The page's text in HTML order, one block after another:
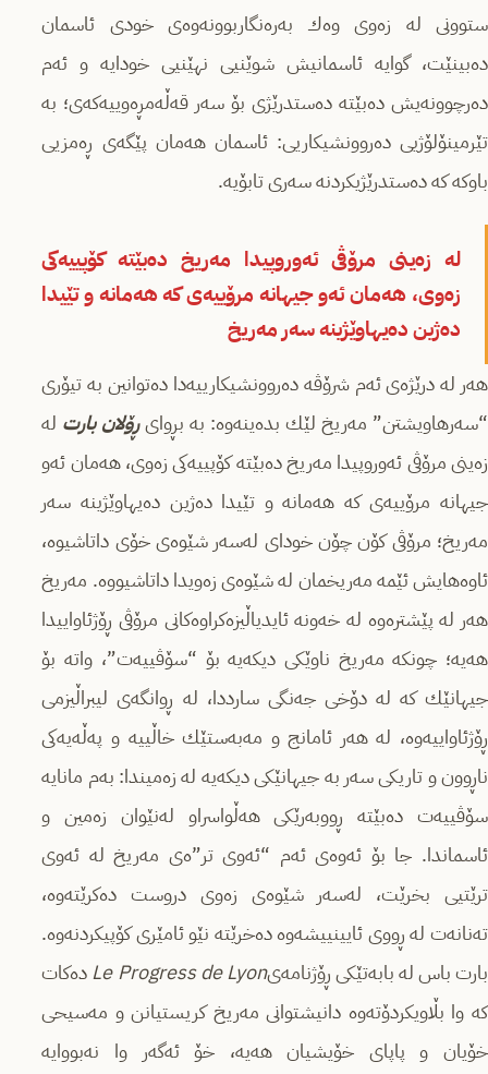
ستوونى لە زەوى وەك بەرەنگاربوونەوەى خودى ئاسمان
دەبینێت، گوایە ئاسمانیش شوێنیى نهێنیى خودایە و ئەم
دەرچوونەیش دەبێتە دەستدرێژى بۆ سەر قەڵەمڕەوییەكەى؛ بە
تێرمینۆلۆژیى دەروونشیكاریى: ئاسمان هەمان پێگەى ڕەمزیى
باوكە كە دەستدرێژیكردنە سەرى تابۆیە.
لە زەینى مرۆڤى ئەوروپیدا مەریخ دەبێتە كۆپییەكى
زەوى، هەمان ئەو جیهانە مرۆییەى كە هەمانە و تێیدا
دەژین دەیهاوێژینە سەر مەریخ
هەر لە درێژەى ئەم شرۆڤە دەروونشیكارییەدا دەتوانین بە تیۆرى
“سەرهاویشتن” مەریخ لێك بدەینەوە: بە بڕواىڕۆلان بارت لە
زەینى مرۆڤى ئەوروپیدا مەریخ دەبێتە كۆپییەكى زەوى، هەمان ئەو
جیهانە مرۆییەى كە هەمانە و تێیدا دەژین دەیهاوێژینە سەر
مەریخ؛ مرۆڤى كۆن چۆن خوداى لەسەر شێوەى خۆى داتاشیوە،
ئاوەهایش ئێمە مەریخمان لە شێوەى زەویدا داتاشیووە. مەریخ
هەر لە پێشترەوە لە خەونە ئایدیاڵیزەكراوەكانى مرۆڤى ڕۆژئاواییدا
هەیە؛ چونكە مەریخ ناوێكى دیكەیە بۆ “سۆڤییەت”، واتە بۆ
جیهانێك كە لە دۆخى جەنگى سارددا، لە ڕوانگەى لیبراڵیزمى
ڕۆژئاواییەوە، لە هەر ئامانج و مەبەستێك خاڵییە و پەڵەیەكى
ناڕوون و تاریكى سەر بە جیهانێكى دیكەیە لە زەمیندا: بەم مانایە
سۆڤییەت دەبێتە ڕووبەرێكى هەڵواسراو لەنێوان زەمین و
ئاسماندا. جا بۆ ئەوەى ئەم “ئەوی تر”ەى مەریخ لە ئەوی
ترێتیى بخرێت، لەسەر شێوەى زەوى دروست دەكرێتەوە،
تەنانەت لە ڕووى ئایینییشەوە دەخرێتە نێو ئامێرى كۆپیكردنەوە.
بارت باس لە بابەتێكى ڕۆژنامەىLe Progress de Lyonدەكات
كە وا بڵاویكردۆتەوە دانیشتوانى مەریخ كریستیانن و مەسیحى
خۆیان و پاپاى خۆیشیان هەیە، خۆ ئەگەر وا نەبووایە